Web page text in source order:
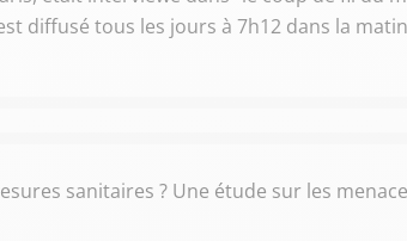
diffusé tous les jours à 7h12 dans la
sanitaires ? Une étude sur les